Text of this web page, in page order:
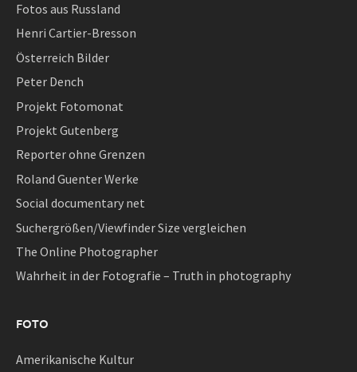
Fotos aus Russland
Henri Cartier-Bresson
Österreich Bilder
Peter Dench
Projekt Fotomonat
Projekt Gutenberg
Reporter ohne Grenzen
Roland Guenter Werke
Social documentary net
Suchergrößen/Viewfinder Size vergleichen
The Online Photographer
Wahrheit in der Fotografie – Truth in photography
FOTO
Amerikanische Kultur